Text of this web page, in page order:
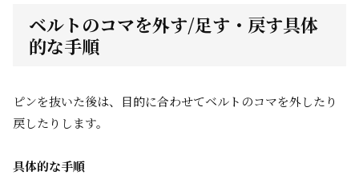
ベルトのコマを外す/足す・戻す具体
的な手順
ピンを抜いた後は、目的に合わせてベルトのコマを外したり
戻したりします。
具体的な手順